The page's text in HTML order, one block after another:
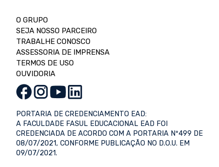
O GRUPO
SEJA NOSSO PARCEIRO
TRABALHE CONOSCO
ASSESSORIA DE IMPRENSA
TERMOS DE USO
OUVIDORIA
PORTARIA DE CREDENCIAMENTO EAD:
A FACULDADE FASUL EDUCACIONAL EAD FOI
CREDENCIADA DE ACORDO COM A PORTARIA Nº499 DE
08/07/2021, CONFORME PUBLICAÇÃO NO D.O.U. EM
09/07/2021.